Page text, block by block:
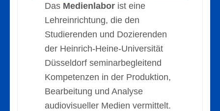
Das Medienlabor ist eine
Lehreinrichtung, die den
Studierenden und Dozierenden
der Heinrich-Heine-Universität
Düsseldorf seminarbegleitend
Kompetenzen in der Produktion,
Bearbeitung und Analyse
audiovisueller Medien vermittelt.